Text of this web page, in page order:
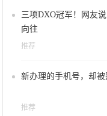
三项DXO冠军！网友
向往
推荐
新办理的手机号，却被
推荐